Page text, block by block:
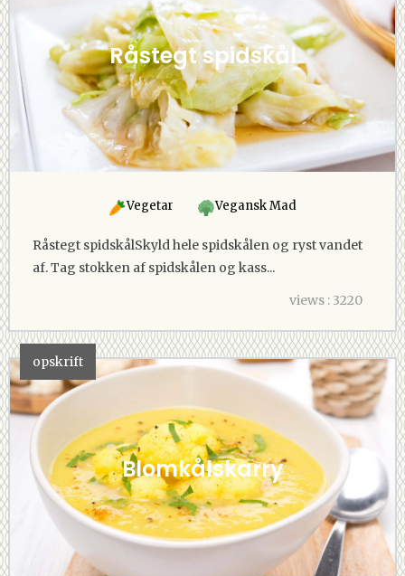
Råstegt spidskål
Vegetar Vegansk Mad
Råstegt spidskålSkyld hele spidskålen og ryst vandet
af. Tag stokken af spidskålen og kass...
views : 3220
opskrift
Blomkålskarry